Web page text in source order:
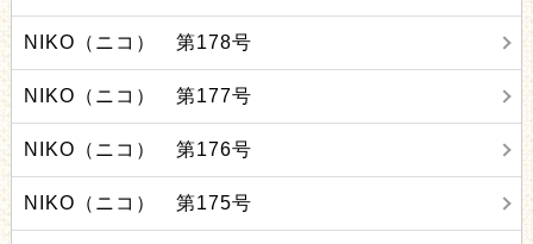
NIKO（ニコ） 第178号
NIKO（ニコ） 第177号
NIKO（ニコ） 第176号
NIKO（ニコ） 第175号